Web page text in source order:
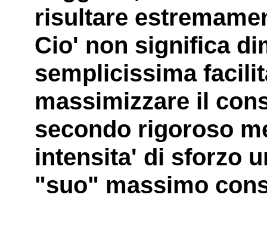
risultare
Cio' non significa
semplicissima
massimizzare il
secondo rigoroso
intensita' di sforzo
"suo" massimo